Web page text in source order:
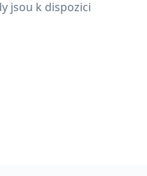
jsou k dispozici